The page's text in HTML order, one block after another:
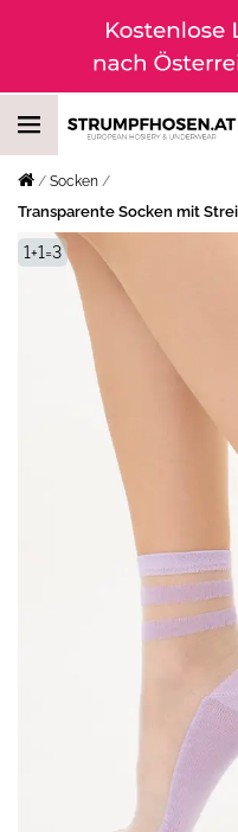
Socken
Transparente Socken mit
1+1=3